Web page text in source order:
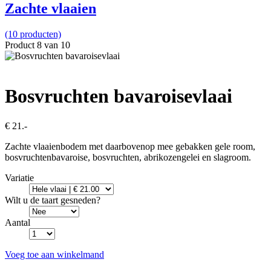
Zachte vlaaien
(10 producten)
Product 8 van 10
Bosvruchten bavaroisevlaai
€ 21.-
Zachte vlaaienbodem met daarbovenop mee gebakken gele room,
bosvruchtenbavaroise, bosvruchten, abrikozengelei en slagroom.
Variatie
Wilt u de taart gesneden?
Aantal
Voeg toe aan winkelmand